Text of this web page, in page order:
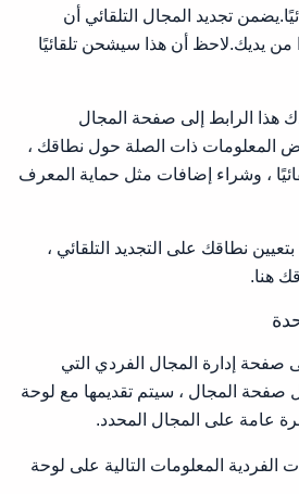
تجديد المجال التلقائي أن
من يديك.لاحظ أن هذا سيشحن تلقائيًا
هذا الرابط إلى صفحة المجال
المعلومات ذات الصلة حول نطاقك ،
، وشراء إضافات مثل حماية المعرف
بتعيين نطاقك على التجديد التلقائي ،
هنا.
إدارة المجال الفردي التي
صفحة المجال ، سيتم تقديمها مع لوحة
عامة على المجال المحدد.
الفردية المعلومات التالية على لوحة